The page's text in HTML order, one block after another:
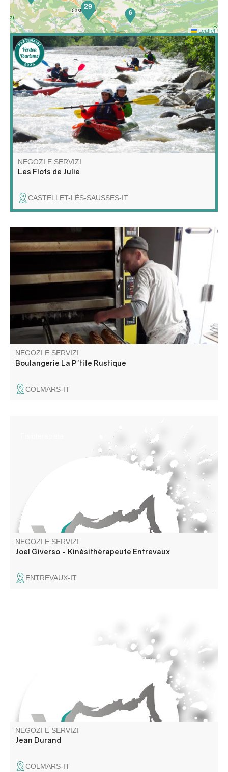
Scoprite il rafting e il kayak in un modo completamente
nuovo! Unitevi a me per un'avventura unica sull'acqua,
che combina esplorazione, relax e natura selvaggia!
NEGOZI E SERVIZI
Les Flots de Julie
CASTELLET-LÈS-SAUSSES-IT
Questo mastro panettiere, appassionato artigiano, vi
propone gustosi pani, tutti realizzati con lievito madre,
oltre a pasticcini, viennoiseries e crostate di Colmars che
delizieranno il vostro palato!
NEGOZI E SERVIZI
Boulangerie La P'tite Rustique
COLMARS-IT
NEGOZI E SERVIZI
Joel Giverso - Kinésithérapeute Entrevaux
ENTREVAUX-IT
ampliamento del tetto, carpenteria per chalet, soppalco,
rivestimento, trattamento di carpenteria, carpentiere per
NEGOZI E SERVIZI
Jean Durand
COLMARS-IT
6
65
29
Leaflet